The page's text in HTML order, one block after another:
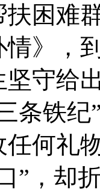
困难
情》，
守给
条铁
何礼
”，却